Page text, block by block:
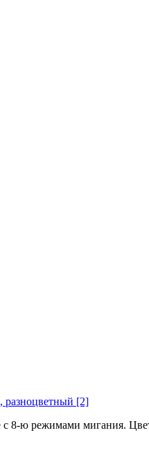
разноцветный [2]
8-ю режимами мигания.